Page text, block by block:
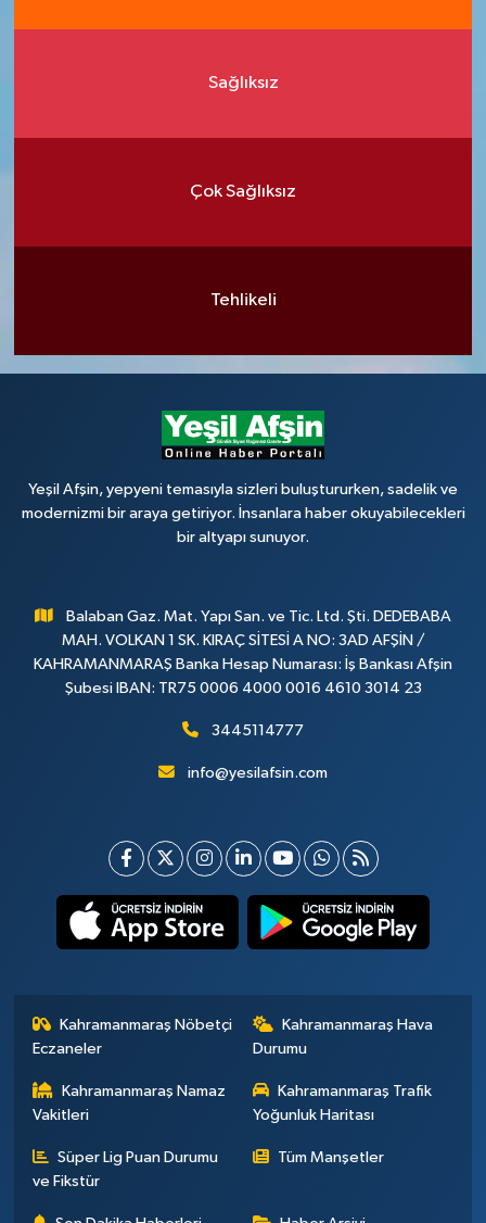
Sağlıksız
Çok Sağlıksız
Tehlikeli
Yeşil Afşin, yepyeni temasıyla sizleri buluştururken, sadelik ve
modernizmi bir araya getiriyor. İnsanlara haber okuyabilecekleri
bir altyapı sunuyor.
Balaban Gaz. Mat. Yapı San. ve Tic. Ltd. Şti. DEDEBABA
MAH. VOLKAN 1 SK. KIRAÇ SİTESİ A NO: 3AD AFŞİN /
KAHRAMANMARAŞ Banka Hesap Numarası: İş Bankası Afşin
Şubesi IBAN: TR75 0006 4000 0016 4610 3014 23
3445114777
info@yesilafsin.com
Kahramanmaraş Nöbetçi
Eczaneler
Kahramanmaraş Hava
Durumu
Kahramanmaraş Namaz
Vakitleri
Kahramanmaraş Trafik
Yoğunluk Haritası
Süper Lig Puan Durumu
ve Fikstür
Tüm Manşetler